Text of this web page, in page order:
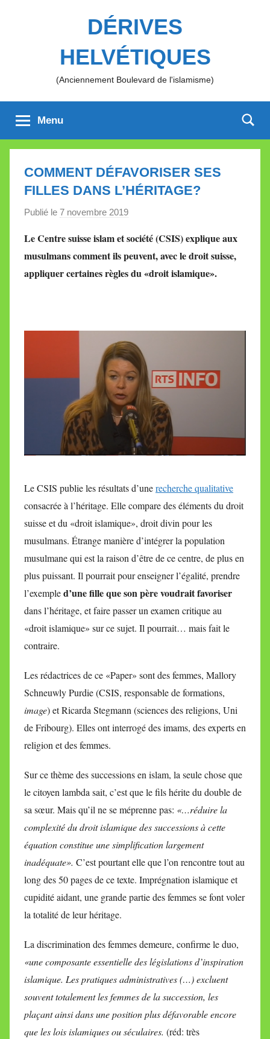
DÉRIVES
HELVÉTIQUES
(Anciennement Boulevard de l'islamisme)
Menu
COMMENT DÉFAVORISER SES
FILLES DANS L’HÉRITAGE?
Publié le 7 novembre 2019
r
M
l
e
V
a
l
l
e
e
Le Centre suisse islam et société (CSIS) explique aux
musulmans comment ils peuvent, avec le droit suisse,
appliquer certaines règles du «droit islamique».
Le CSIS publie les résultats d’unerecherche qualitative
consacrée à l’héritage. Elle compare des éléments du droit
suisse et du «droit islamique», droit divin pour les
musulmans. Étrange manière d’intégrer la population
musulmane qui est la raison d’être de ce centre, de plus en
plus puissant. Il pourrait pour enseigner l’égalité, prendre
l’exempled’une fille que son père voudrait favoriser
dans l’héritage, et faire passer un examen critique au
«droit islamique» sur ce sujet. Il pourrait… mais fait le
contraire.
Les rédactrices de ce «Paper» sont des femmes, Mallory
Schneuwly Purdie (CSIS, responsable de formations,
image) et Ricarda Stegmann (sciences des religions, Uni
de Fribourg). Elles ont interrogé des imams, des experts en
religion et des femmes.
Sur ce thème des successions en islam, la seule chose que
le citoyen lambda sait, c’est que le fils hérite du double de
sa sœur. Mais qu’il ne se méprenne pas: «…réduire la
complexité du droit islamique des successions à cette
équation constitue une simplification largement
inadéquate». C’est pourtant elle que l’on rencontre tout au
long des 50 pages de ce texte. Imprégnation islamique et
cupidité aidant, une grande partie des femmes se font voler
la totalité de leur héritage.
La discrimination des femmes demeure, confirme le duo,
«une composante essentielle des législations d’inspiration
islamique. Les pratiques administratives (…) excluent
souvent totalement les femmes de la succession, les
plaçant ainsi dans une position plus défavorable encore
que les lois islamiques ou séculaires. (réd: très